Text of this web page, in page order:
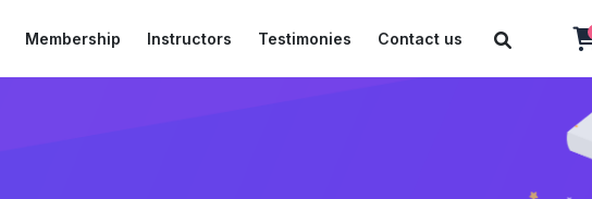
Membership Instructors Testimonies Contact us